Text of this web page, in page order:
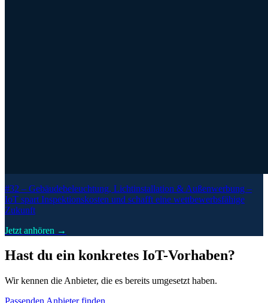
#32 – Gebäudebeleuchtung, Lichtinstallation & Außenwerbung –
IoT spart Inspektionskosten und schafft eine wettbewerbsfähige
Zukunft
Jetzt anhören →
Hast du ein konkretes IoT-Vorhaben?
Wir kennen die Anbieter, die es bereits umgesetzt haben.